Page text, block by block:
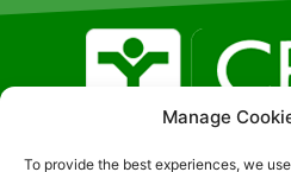
Manage
To provide the best experiences, we
Localização SGAN, 608 – LT